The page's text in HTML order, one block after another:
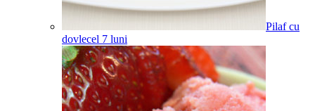
Pilaf cu
dovlecel 7 luni